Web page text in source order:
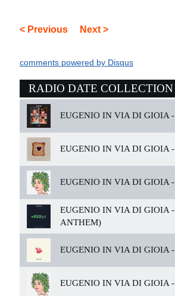
< Previous Next >
comments powered by Disqus
RADIO DATE COLLECTION
EUGENIO IN VIA DI GIOIA -
EUGENIO IN VIA DI GIOIA -
EUGENIO IN VIA DI GIOIA -
EUGENIO IN VIA DI GIOIA -
ANTHEM)
EUGENIO IN VIA DI GIOIA -
EUGENIO IN VIA DI GIOIA -